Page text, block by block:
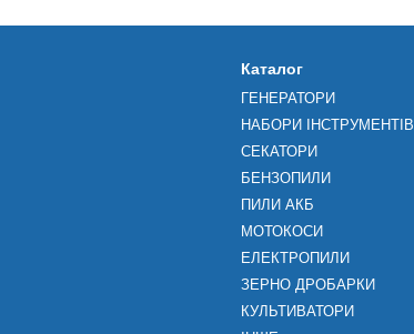
Каталог
ГЕНЕРАТОРИ
НАБОРИ ІНСТРУМЕНТІВ
СЕКАТОРИ
БЕНЗОПИЛИ
ПИЛИ АКБ
МОТОКОСИ
ЕЛЕКТРОПИЛИ
ЗЕРНО ДРОБАРКИ
КУЛЬТИВАТОРИ